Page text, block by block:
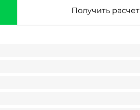
Получить расчет